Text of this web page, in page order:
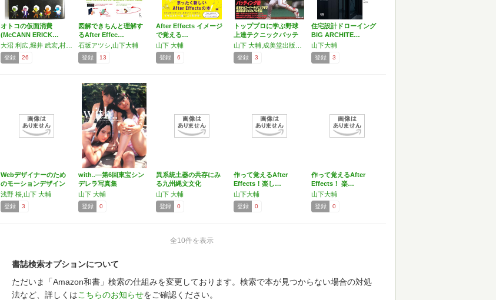
オトコの仮面消費
(McCANN ERICK…
登録 26
図解できちんと理解す
るAfter Effec…
石坂アツシ,山下大輔
登録 13
After Effects イメージ
で覚える…
山下 大輔
登録 6
トッププロに学ぶ野球
上達テクニックバッテ
ィン…
登録 3
住宅設計ドローイング
BIG ARCHITE…
山下大輔
登録 3
Webデザイナーのため
のモーションデザイン
こ…
浅野 桜,山下 大輔
登録 3
with‥―第6回東宝シン
デレラ写真集
山下 大輔
登録 0
異系統土器の共存にみ
る九州縄文文化
山下 大輔
登録 0
作って覚えるAfter
Effects！楽し…
山下大輔
登録 0
作って覚えるAfter
Effects！ 楽…
山下大輔
登録 0
全10件を表示
書誌検索オプションについて
ただいま「Amazon和書」検索の仕組みを変更しております。検索で本が見つからない場合の対処
法など、詳しくはこちらのお知らせをご確認ください。